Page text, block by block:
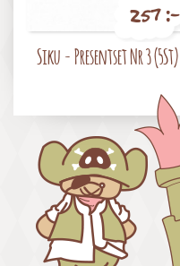
257 :-
Siku - Presentset Nr 3 (5St)